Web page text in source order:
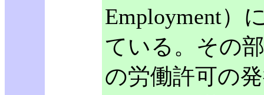
Employment）
ている。その
の労働許可の